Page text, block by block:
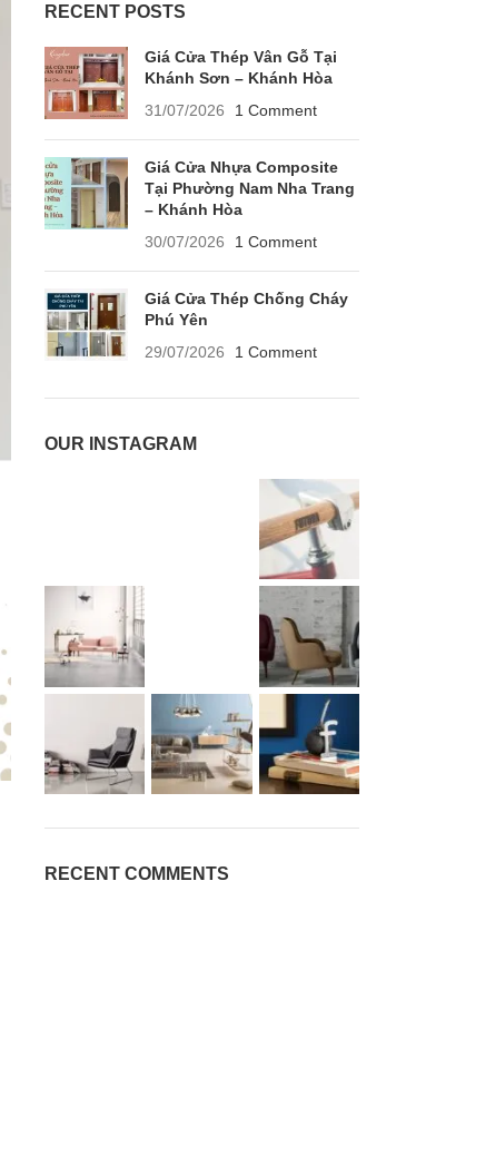
RECENT POSTS
Giá Cửa Thép Vân Gỗ Tại
Khánh Sơn – Khánh Hòa
31/07/2026
1 Comment
Giá Cửa Nhựa Composite
Tại Phường Nam Nha Trang
– Khánh Hòa
30/07/2026
1 Comment
Giá Cửa Thép Chống Cháy
Phú Yên
29/07/2026
1 Comment
OUR INSTAGRAM
RECENT COMMENTS